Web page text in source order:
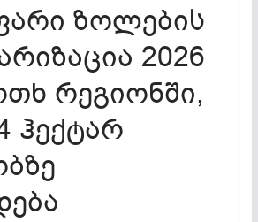
ზოლების
2026
რეგიონში,
ჰექტარ